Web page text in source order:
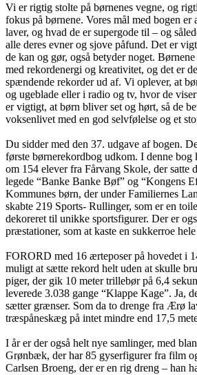
Vi er rigtig stolte på børnenes vegne, og
fokus på børnene. Vores mål med bogen er
laver, og hvad de er supergode til – og
alle deres evner og sjove påfund. Det er
de kan og gør, også betyder noget.
med rekordenergi og kreativitet, og det er
spændende rekorder ud af. Vi oplever, at
og ugeblade eller i radio og tv, hvor de
er vigtigt, at børn bliver set og hørt, så de
voksenlivet med en god selvfølelse og et
Du sidder med den 37. udgave af bogen.
første børnerekordbog udkom. I denne bog
om 154 elever fra Fårvang Skole, der satte
legede “Banke Banke Bøf” og “Kongens
Kommunes børn, der under Familiernes
skabte 219 Sports- Rullinger, som er en
dekoreret til unikke sportsfigurer. Der er
præstationer, som at kaste en sukkerroe
FORORD med 16 ærteposer på hovedet i
muligt at sætte rekord helt uden at skulle
piger, der gik 10 meter trillebør på 6,4
leverede 3.038 gange “Klappe Kage”. Ja,
sætter grænser. Som da to drenge fra Ærø
træspåneskæg på intet mindre end 17,5
I år er der også helt nye samlinger, med
Grønbæk, der har 85 gyserfigurer fra film
Carlsen Broeng, der er en rig dreng – han